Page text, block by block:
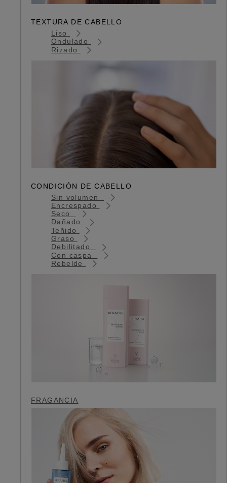
TEXTURA DE CABELLO
Liso
Ondulado
Rizado
CONDICIÓN DE CABELLO
Sin volumen
Encrespado
Seco
Dañado
Teñido
Graso
Debilitado
Con caspa
Rebelde
FRAGANCIA